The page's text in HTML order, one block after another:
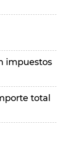
impuestos
total